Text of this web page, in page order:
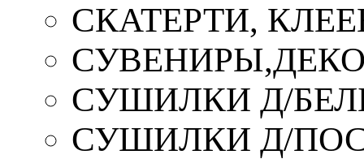
СКАТЕРТИ,
СУШИЛКИ Д/
СУШИЛКИ Д/